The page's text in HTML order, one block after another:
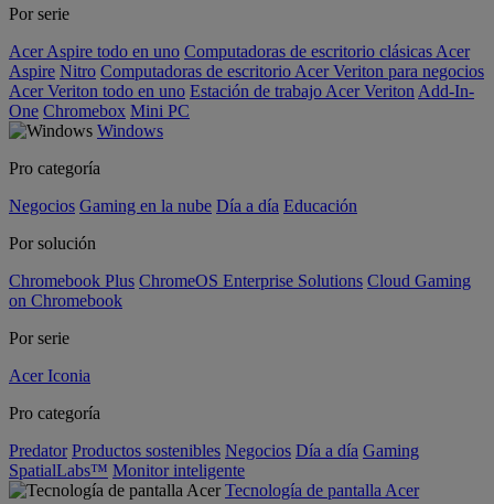
Por serie
Acer Aspire todo en uno Computadoras de escritorio clásicas Acer
Aspire Nitro Computadoras de escritorio Acer Veriton para negocios
Acer Veriton todo en uno Estación de trabajo Acer Veriton Add-In-
One Chromebox Mini PC
Windows
Pro categoría
Negocios Gaming en la nube Día a día Educación
Por solución
Chromebook Plus ChromeOS Enterprise Solutions Cloud Gaming
on Chromebook
Por serie
Acer Iconia
Pro categoría
Predator Productos sostenibles Negocios Día a día Gaming
SpatialLabs™ Monitor inteligente
Tecnología de pantalla Acer